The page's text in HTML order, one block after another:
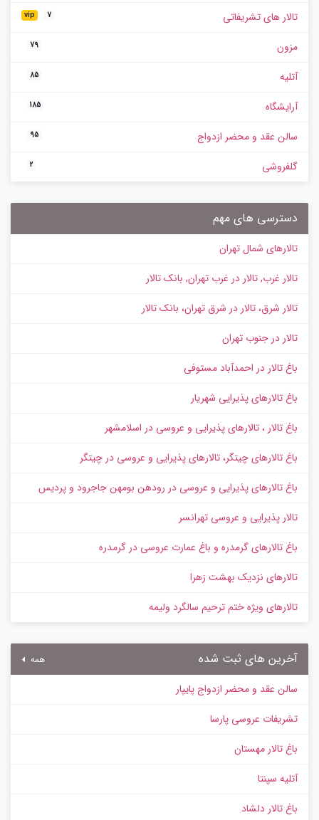
تالار های تشریفاتی vip 7
مزون 79
آتلیه 85
آرایشگاه 185
سالن عقد و محضر ازدواج 95
گلفروشی 2
دسترسی های مهم
تالارهای شمال تهران
تالار غرب, تالار در غرب تهران, بانک تالار
تالار شرق، تالار در شرق تهران، بانک تالار
تالار در جنوب تهران
باغ تالار در احمدآباد مستوفی
باغ تالارهای پذیرایی شهریار
باغ تالار ، تالارهای پذیرایی و عروسی در اسلامشهر
باغ تالارهای چیتگر، تالارهای پذیرایی و عروسی در چیتگر
باغ تالارهای پذیرایی و عروسی در رودهن بومهن جاجرود و پردیس
تالار پذیرایی و عروسی تهرانسر
باغ تالارهای گرمدره و باغ عمارت عروسی در گرمدره
تالارهای نزدیک بهشت زهرا
تالارهای ویژه ختم ترحیم سالگرد ولیمه
آخرین های ثبت شده همه
سالن عقد و محضر ازدواج پایپار
تشریفات عروسی پارسا
باغ تالار مهستان
آتلیه سپنتا
باغ تالار دلشاد